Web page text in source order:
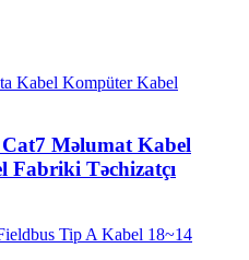
Məlumat Kabel
Fabriki Təchizatçı